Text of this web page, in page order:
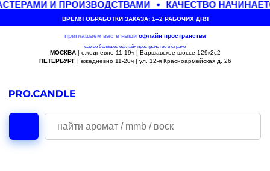
И ПРОИЗВОДСТВАМИ КАЧЕСТВО
ВРЕМЯ ОБРАБОТКИ ЗАКАЗА: 1–2 РАБОЧИХ ДНЯ
приглашаем вас в наши офлайн пространства
самое большое офлайн пространство в стране
МОСКВА| ежедневно 11-19ч | Варшавское шоссе 129к2с2
ПЕТЕРБУРГ| ежедневно 11-20ч | ул. 12-я Красноармейская д. 26